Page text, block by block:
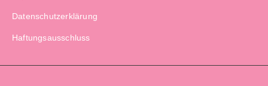
Datenschutzerklärung
Haftungsausschluss